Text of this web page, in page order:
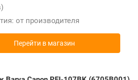
от производителя
Перейти в магазин